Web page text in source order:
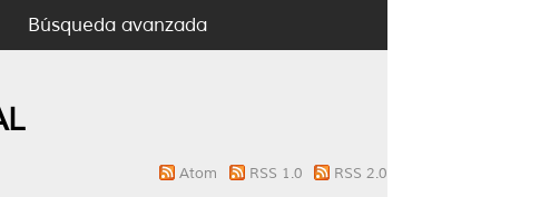
Búsqueda avanzada
Atom RSS 1.0 RSS 2.0